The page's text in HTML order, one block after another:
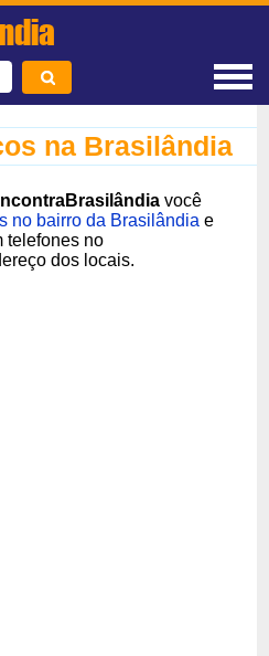
na Brasilândia
você
no bairro da Brasilândia e
telefones no
dos locais.